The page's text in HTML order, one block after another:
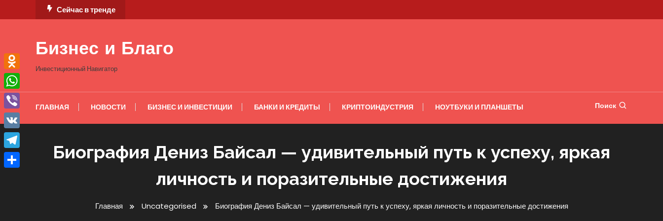
к
Сейчас в тренде
Бизнес и Благо
Инвестиционный Навигатор
ГЛАВНАЯ НОВОСТИ БИЗНЕС И ИНВЕСТИЦИИ БАНКИ И КРЕДИТЫ КРИПТОИНДУСТРИЯ НОУТБУКИ И ПЛАНШЕТЫ Поиск
Биография Дениз Байсал — удивительный путь к успеху, яркая
личность и поразительные достижения
Главная Uncategorised Биография Дениз Байсал — удивительный путь к успеху, яркая личность и поразительные достижения
Odnoklassniki
WhatsApp
Viber
VK
Telegram